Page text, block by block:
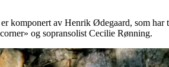
komponert av Henrik Ødegaard, som
og sopransolist Cecilie Rønning.